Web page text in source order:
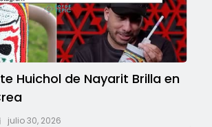
Huichol de Nayarit Brilla en
julio 30, 2026